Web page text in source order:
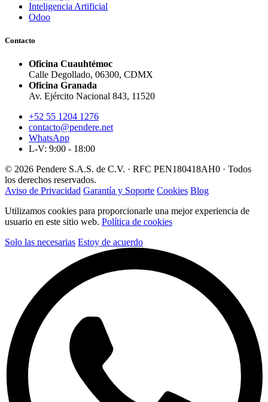
Inteligencia Artificial
Odoo
Contacto
Oficina Cuauhtémoc
Calle Degollado, 06300, CDMX
Oficina Granada
Av. Ejército Nacional 843, 11520
+52 55 1204 1276
contacto@pendere.net
WhatsApp
L-V: 9:00 - 18:00
© 2026 Pendere S.A.S. de C.V. · RFC PEN180418AH0 · Todos
los derechos reservados.
Aviso de Privacidad Garantía y Soporte Cookies Blog
Utilizamos cookies para proporcionarle una mejor experiencia de
usuario en este sitio web. Política de cookies
Solo las necesarias Estoy de acuerdo